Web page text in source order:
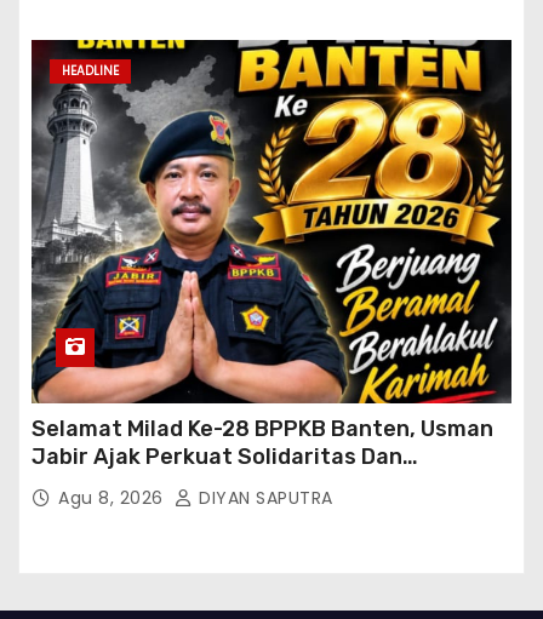
HEADLINE
Selamat Milad Ke-28 BPPKB Banten, Usman
Jabir Ajak Perkuat Solidaritas Dan
Kebersamaan
Agu 8, 2026 DIYAN SAPUTRA